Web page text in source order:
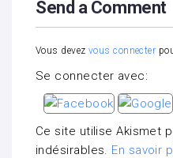
Send a Comment
Vous devez vous connecter
Se connecter avec:
Ce site utilise Akismet
indésirables. En savoir